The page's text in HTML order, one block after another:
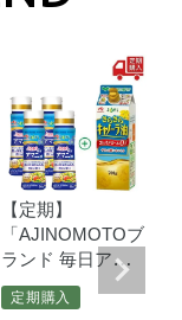
【定期】
「AJINOMOTOブ
ランド毎日アマ
ニ油」９０ｇ鮮
度キープボトル×4
定期購入